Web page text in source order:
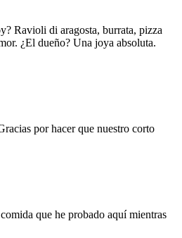
Ravioli di aragosta, burrata, pizza
¿El dueño? Una joya absoluta.
por hacer que nuestro corto
que he probado aquí mientras